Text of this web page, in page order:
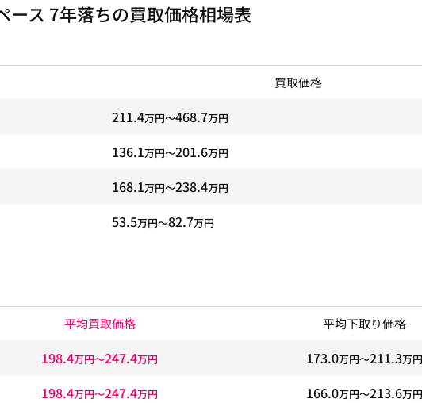
ース 7年落ちの買取価格相場表
買取価格
211.4万円〜468.7万円
136.1万円〜201.6万円
168.1万円〜238.4万円
53.5万円〜82.7万円
平均買取価格 平均下取り価格
198.4万円〜247.4万円 173.0万円〜211.3万円
198.4万円〜247.4万円 166.0万円〜213.6万円